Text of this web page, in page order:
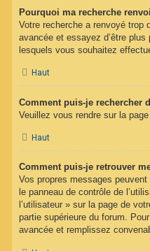
Pourquoi ma recherche
Votre recherche a renvoyé trop
avancée et essayez d’être
lesquels vous souhaitez
Haut
Comment puis-je rechercher
Veuillez vous rendre sur la
Haut
Comment puis-je retrouver
Vos propres messages
le panneau de contrôle de
l’utilisateur » sur la page de
partie supérieure du forum.
avancée et remplissez